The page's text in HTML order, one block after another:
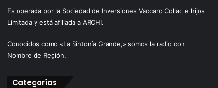
Es operada por la Sociedad de Inversiones Vaccaro Collao e hijos
Limitada y está afiliada a ARCHI.
Conocidos como «La Sintonía Grande,» somos la radio con
Nombre de Región.
Categorías